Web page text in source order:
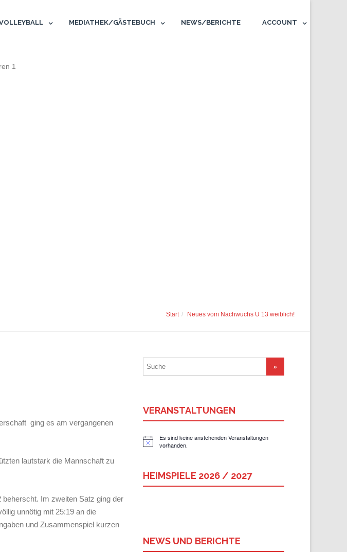
MEDIATHEK/GÄSTEBUCH NEWS/BERICHTE ACCOUNT
1
Start Neues vom Nachwuchs U 13 weiblich!
ging es am vergangenen
lautstark die Mannschaft zu
Im zweiten Satz ging der
unnötig mit 25:19 an die
und Zusammenspiel kurzen
Suchergebnis
für:
VERANSTALTUNGEN
Hinweis
Es sind keine anstehenden Veranstaltungen
vorhanden.
HEIMSPIELE 2026 / 2027
NEWS UND BERICHTE